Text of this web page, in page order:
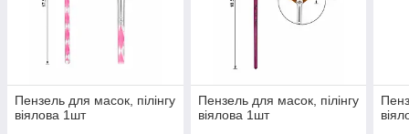
Пензель для масок, пілінгу
віялова 1шт
Пензель для масок, пілінгу
віялова 1шт